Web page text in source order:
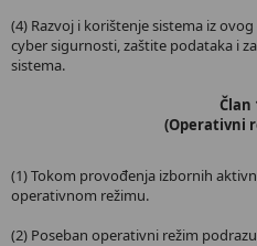
(4) Razvoj i korištenje sistema iz
cyber sigurnosti, zaštite podataka i
sistema.
Član
(Operativni
(1) Tokom provođenja izbornih
operativnom režimu.
(2) Poseban operativni režim